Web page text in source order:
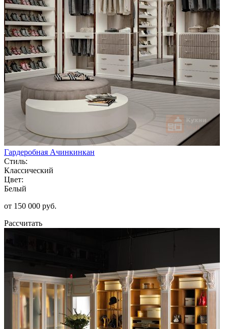
Гардеробная Ачинкинкан
Стиль:
Классический
Цвет:
Белый
от 150 000 руб.
Рассчитать